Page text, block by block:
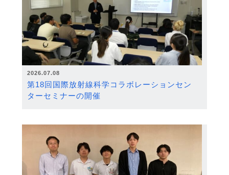
2026.07.08
第18回国際放射線科学コラボレーションセン
ターセミナーの開催